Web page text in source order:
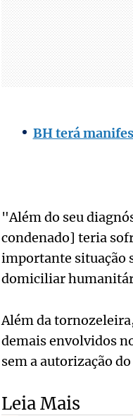
BH terá
"Além do seu
condenado] teria
importante situação
domiciliar
Além da
demais envolvidos
sem a autorização do
Leia Mais